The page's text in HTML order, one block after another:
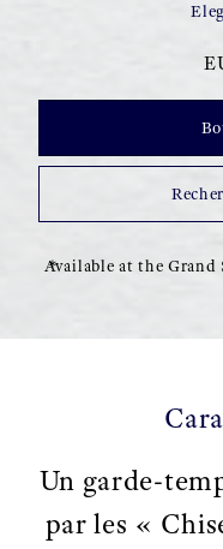
Available at the Grand
Un garde-
par les «